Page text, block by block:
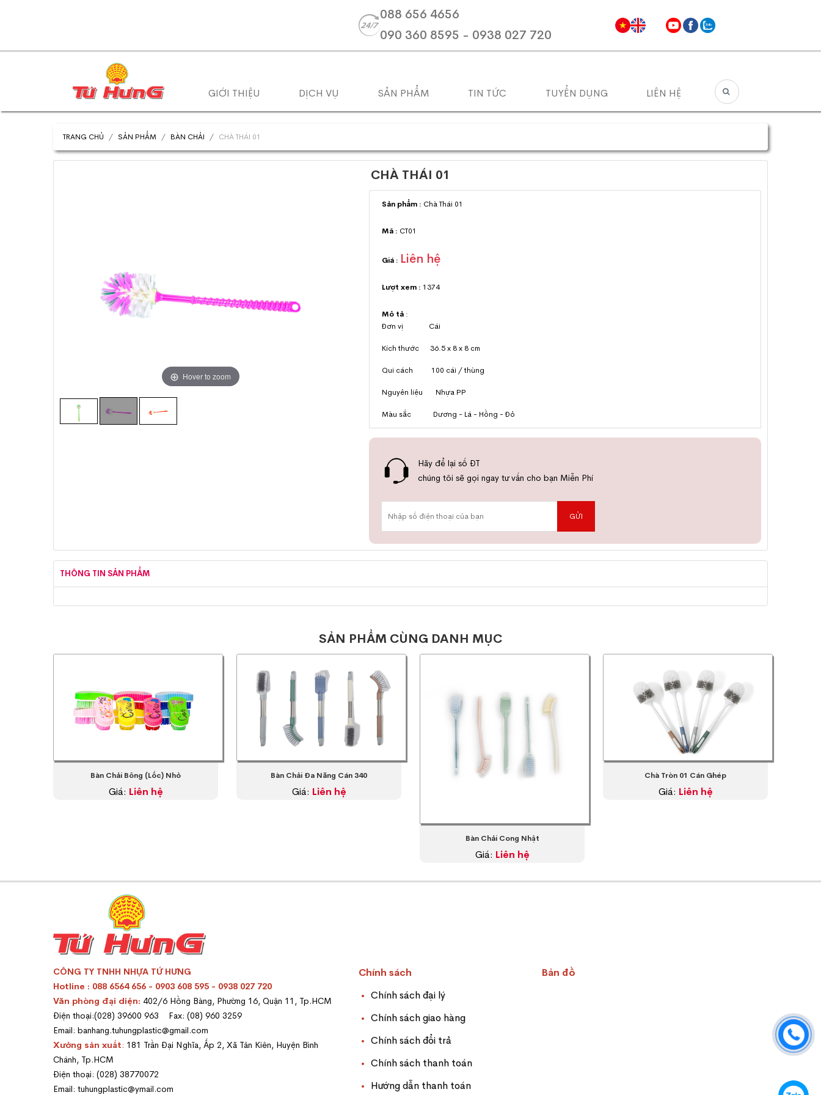
088 656 4656
090 360 8595 - 0938 027 720
GIỚI THIỆU DỊCH VỤ SẢN PHẨM TIN TỨC TUYỂN DỤNG LIÊN HỆ
TRANG CHỦ SẢN PHẨM BÀN CHẢI CHÀ THÁI 01
CHÀ THÁI 01
Hover to zoom
Sản phẩm : Chà Thái 01
Mã : CT01
Giá : Liên hệ
Lượt xem : 1374
Mô tả:
Đơn vị Cái
Kích thước 36.5 x 8 x 8 cm
Qui cách 100 cái / thùng
Nguyên liệu Nhựa PP
Màu sắc Dương - Lá - Hồng - Đỏ
Hãy để lại số ĐT
chúng tôi sẽ gọi ngay tư vấn cho bạn Miễn Phí
THÔNG TIN SẢN PHẨM
SẢN PHẨM CÙNG DANH MỤC
Bàn Chải Bông (Lốc) Nhỏ
Giá: Liên hệ
Bàn Chải Đa Năng Cán 340
Giá: Liên hệ
Bàn Chải Cong Nhật
Giá: Liên hệ
Chà Tròn 01 Cán Ghép
Giá: Liên hệ
CÔNG TY TNHH NHỰA TỨ HƯNG
Hotline : 088 6564 656 - 0903 608 595 - 0938 027 720
Văn phòng đại diện: 402/6 Hồng Bàng, Phường 16, Quận 11, Tp.HCM
Điện thoại:(028) 39600 963 Fax: (08) 960 3259
Email: banhang.tuhungplastic@gmail.com
Xưởng sản xuất: 181 Trần Đại Nghĩa, Ấp 2, Xã Tân Kiên, Huyện Bình
Chánh, Tp.HCM
Điện thoại: (028) 38770072
Email: tuhungplastic@ymail.com
Chính sách
Chính sách đại lý
Chính sách giao hàng
Chính sách đổi trả
Chính sách thanh toán
Hướng dẫn thanh toán
Bản đồ